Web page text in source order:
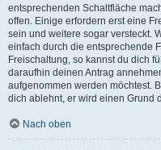
entsprechenden Schaltfläche
offen. Einige erfordern erst eine
sein und weitere sogar versteckt.
einfach durch die entsprechende
Freischaltung, so kannst du dich
daraufhin deinen Antrag
aufgenommen werden möchtest.
dich ablehnt, er wird einen Grund
Nach oben